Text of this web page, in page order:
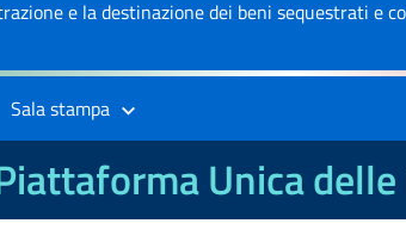
e la destinazione dei beni sequestrati e
Sala stampa
Unica